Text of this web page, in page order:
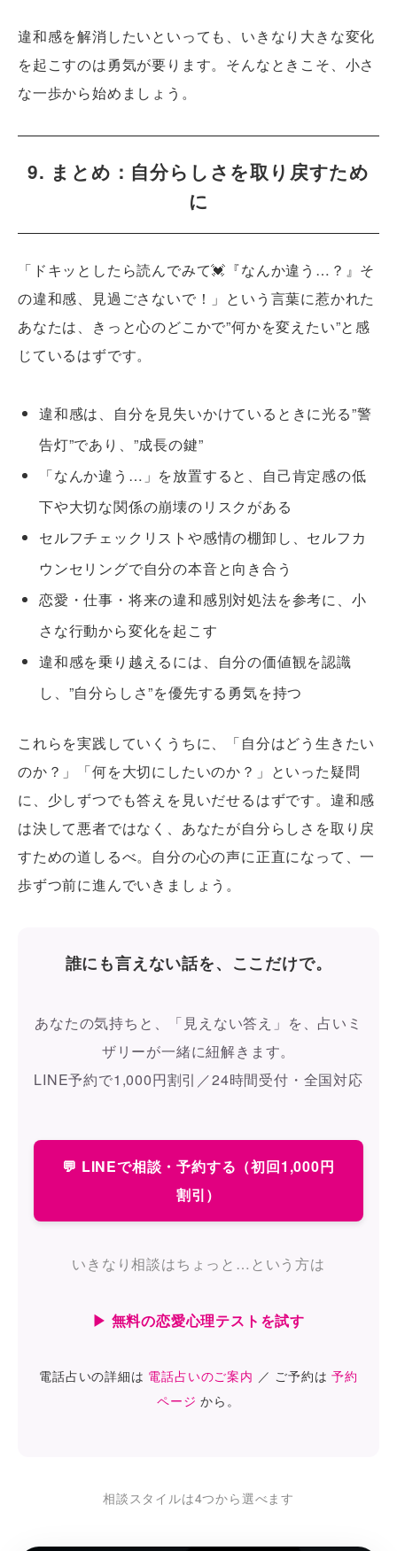
違和感を解消したいといっても、いきなり大きな変化
を起こすのは勇気が要ります。そんなときこそ、小さ
な一歩から始めましょう。
9. まとめ：自分らしさを取り戻すため
に
「ドキッとしたら読んでみて💓『なんか違う…？』そ
の違和感、見過ごさないで！」という言葉に惹かれた
あなたは、きっと心のどこかで”何かを変えたい”と感
じているはずです。
違和感は、自分を見失いかけているときに光る”警
告灯”であり、”成長の鍵”
「なんか違う…」を放置すると、自己肯定感の低
下や大切な関係の崩壊のリスクがある
セルフチェックリストや感情の棚卸し、セルフカ
ウンセリングで自分の本音と向き合う
恋愛・仕事・将来の違和感別対処法を参考に、小
さな行動から変化を起こす
違和感を乗り越えるには、自分の価値観を認識
し、”自分らしさ”を優先する勇気を持つ
これらを実践していくうちに、「自分はどう生きたい
のか？」「何を大切にしたいのか？」といった疑問
に、少しずつでも答えを見いだせるはずです。違和感
は決して悪者ではなく、あなたが自分らしさを取り戻
すための道しるべ。自分の心の声に正直になって、一
歩ずつ前に進んでいきましょう。
誰にも言えない話を、ここだけで。
あなたの気持ちと、「見えない答え」を、占いミ
ザリーが一緒に紐解きます。
LINE予約で1,000円割引／24時間受付・全国対応
💬 LINEで相談・予約する（初回1,000円
割引）
いきなり相談はちょっと…という方は
▶ 無料の恋愛心理テストを試す
電話占いの詳細は 電話占いのご案内 ／ ご予約は予約
ページ から。
相談スタイルは4つから選べます